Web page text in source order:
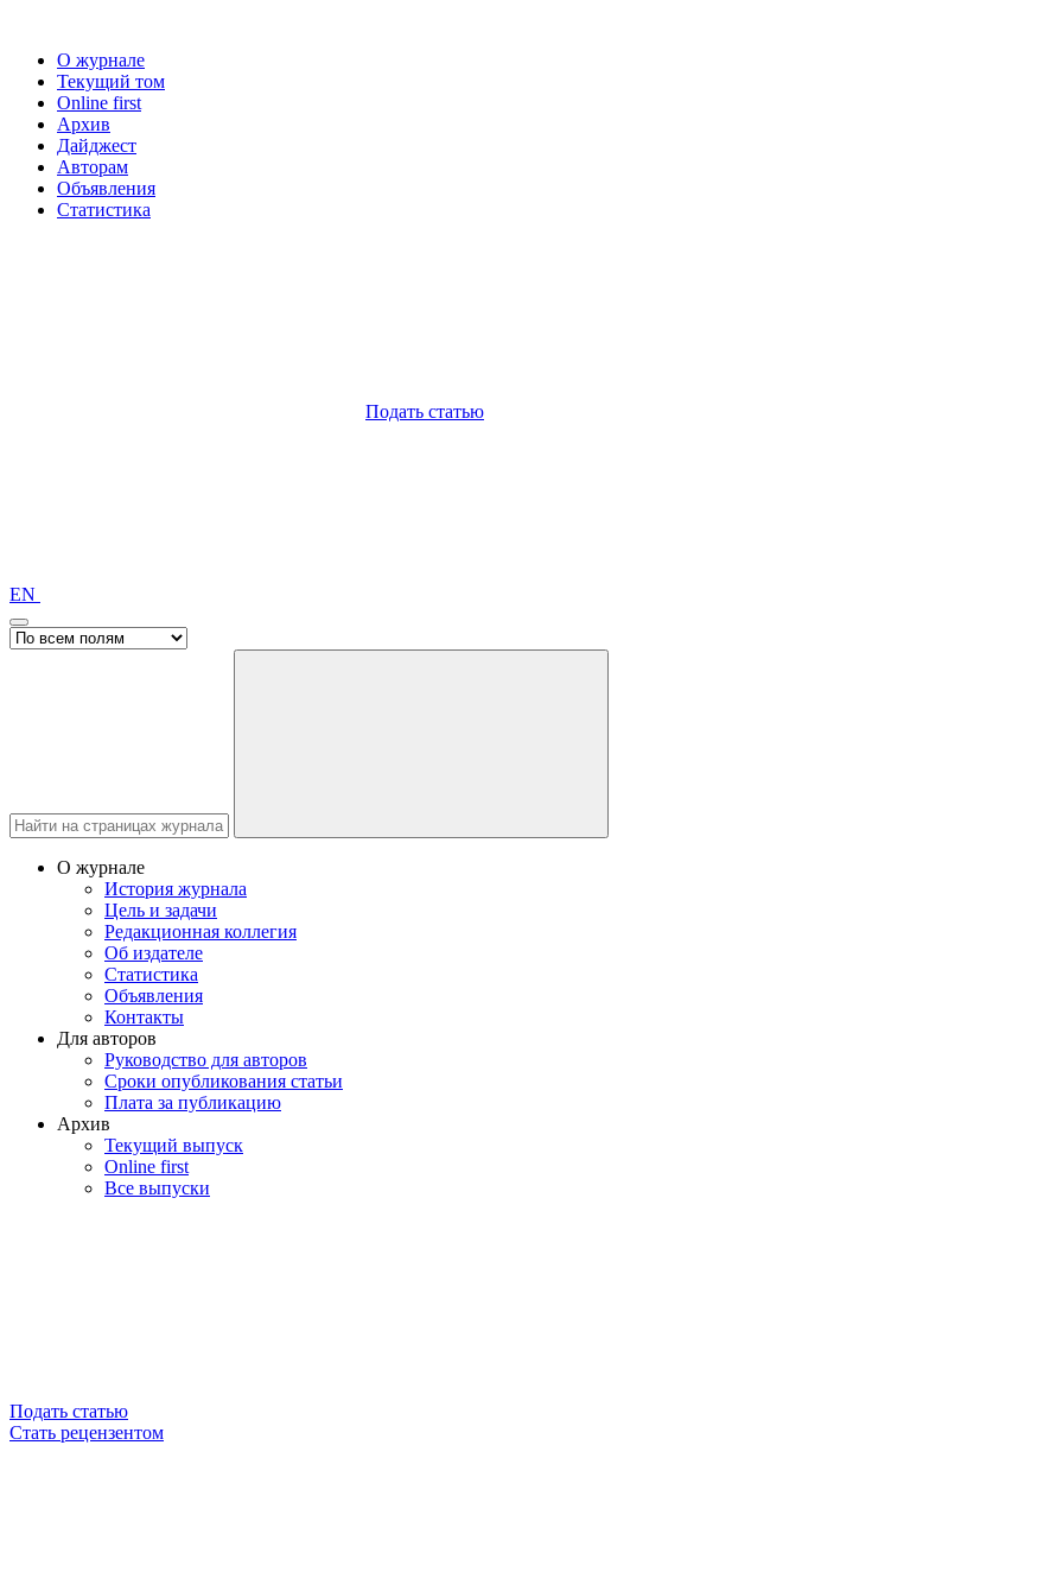
О журнале
Текущий том
Online first
Архив
Дайджест
Авторам
Объявления
Статистика
Подать статью
EN
О журнале
История журнала
Цель и задачи
Редакционная коллегия
Об издателе
Статистика
Объявления
Контакты
Для авторов
Руководство для авторов
Сроки опубликования статьи
Плата за публикацию
Архив
Текущий выпуск
Online first
Все выпуски
Подать статью
Стать рецензентом